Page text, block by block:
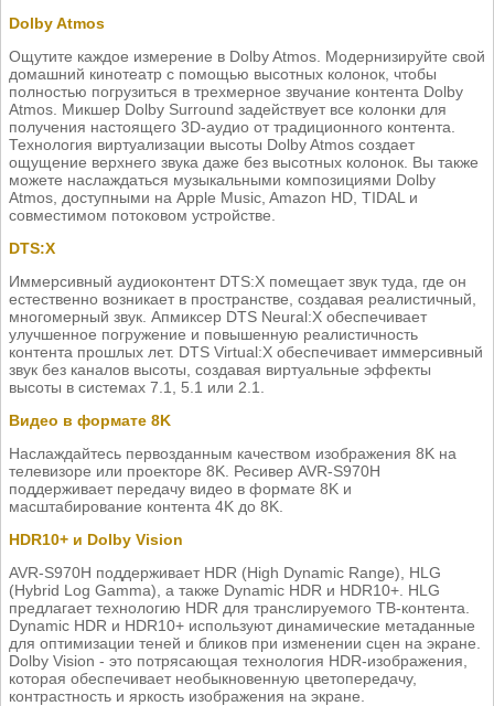
Dolby Atmos
Ощутите каждое измерение в Dolby Atmos. Модернизируйте свой
домашний кинотеатр с помощью высотных колонок, чтобы
полностью погрузиться в трехмерное звучание контента Dolby
Atmos. Микшер Dolby Surround задействует все колонки для
получения настоящего 3D-аудио от традиционного контента.
Технология виртуализации высоты Dolby Atmos создает
ощущение верхнего звука даже без высотных колонок. Вы также
можете наслаждаться музыкальными композициями Dolby
Atmos, доступными на Apple Music, Amazon HD, TIDAL и
совместимом потоковом устройстве.
DTS:X
Иммерсивный аудиоконтент DTS:X помещает звук туда, где он
естественно возникает в пространстве, создавая реалистичный,
многомерный звук. Апмиксер DTS Neural:X обеспечивает
улучшенное погружение и повышенную реалистичность
контента прошлых лет. DTS Virtual:X обеспечивает иммерсивный
звук без каналов высоты, создавая виртуальные эффекты
высоты в системах 7.1, 5.1 или 2.1.
Видео в формате 8K
Наслаждайтесь первозданным качеством изображения 8K на
телевизоре или проекторе 8K. Ресивер AVR-S970H
поддерживает передачу видео в формате 8K и
масштабирование контента 4K до 8K.
HDR10+ и Dolby Vision
AVR-S970H поддерживает HDR (High Dynamic Range), HLG
(Hybrid Log Gamma), а также Dynamic HDR и HDR10+. HLG
предлагает технологию HDR для транслируемого ТВ-контента.
Dynamic HDR и HDR10+ используют динамические метаданные
для оптимизации теней и бликов при изменении сцен на экране.
Dolby Vision - это потрясающая технология HDR-изображения,
которая обеспечивает необыкновенную цветопередачу,
контрастность и яркость изображения на экране.